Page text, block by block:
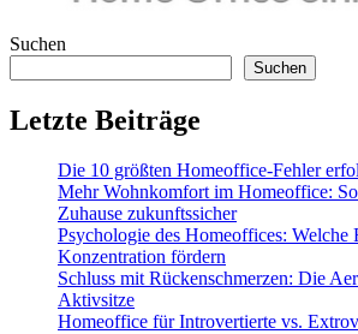
Suchen
Suchen
Letzte Beiträge
Die 10 größten Homeoffice-Fehler
Mehr Wohnkomfort im Homeoffice:
Zuhause zukunftssicher
Psychologie des Homeoffices: Welche
Konzentration fördern
Schluss mit Rückenschmerzen: Die
Aktivsitze
Homeoffice für Introvertierte vs.